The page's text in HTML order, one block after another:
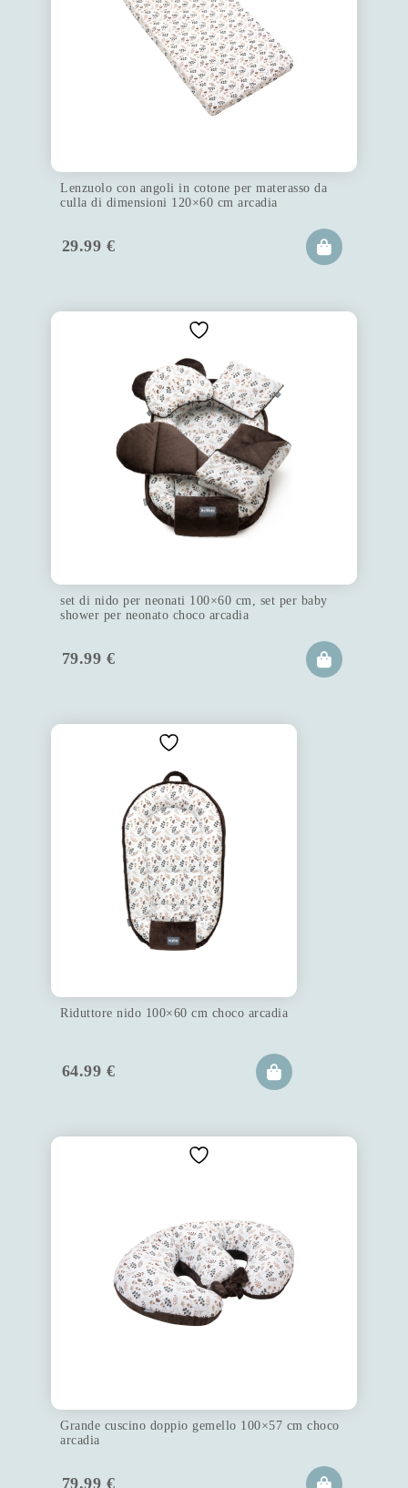
Lenzuolo con angoli in cotone per materasso da
culla di dimensioni 120×60 cm arcadia
29.99 €
set di nido per neonati 100×60 cm, set per baby
shower per neonato choco arcadia
79.99 €
Riduttore nido 100×60 cm choco arcadia
64.99 €
Grande cuscino doppio gemello 100×57 cm choco
arcadia
79.99 €